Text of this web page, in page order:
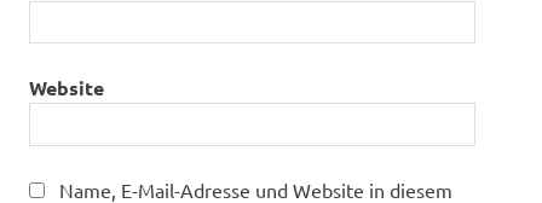
Website
Name, E-Mail-Adresse und Website in diesem